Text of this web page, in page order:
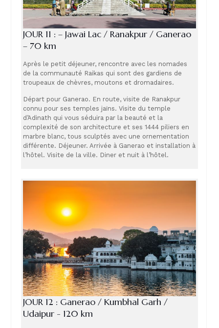
JOUR 11 : – Jawai Lac / Ranakpur / Ganerao
– 70 km
Après le petit déjeuner, rencontre avec les nomades
de la communauté Raikas qui sont des gardiens de
troupeaux de chèvres, moutons et dromadaires.
Départ pour Ganerao. En route, visite de Ranakpur
connu pour ses temples jaïns. Visite du temple
d’Adinath qui vous séduira par la beauté et la
complexité de son architecture et ses 1444 piliers en
marbre blanc, tous sculptés avec une ornementation
différente. Déjeuner. Arrivée à Ganerao et installation à
l’hôtel. Visite de la ville. Diner et nuit à l’hôtel.
JOUR 12 : Ganerao / Kumbhal Garh /
Udaipur - 120 km